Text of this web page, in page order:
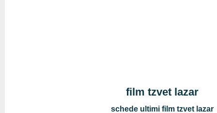
film tzvet lazar
schede ultimi film tzvet lazar